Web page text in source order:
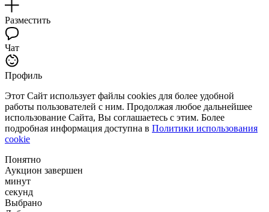
Разместить
Чат
Профиль
Этот Сайт использует файлы cookies для более удобной
работы пользователей с ним. Продолжая любое дальнейшее
использование Сайта, Вы соглашаетесь с этим. Более
подробная информация доступна в Политики использования
cookie
Понятно
Аукцион завершен
минут
секунд
Выбрано